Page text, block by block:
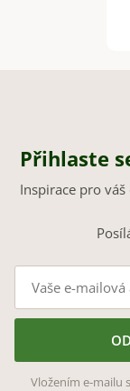
Přihlaste
Inspirace pro
Vložením e-mailu